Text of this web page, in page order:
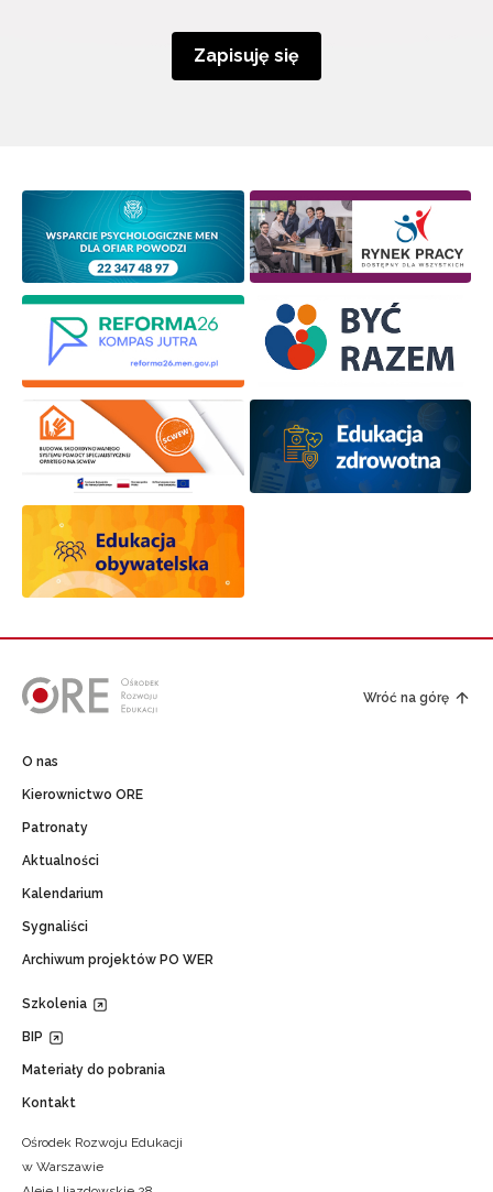
Zapisuję się
Wróć na górę
O nas
Kierownictwo ORE
Patronaty
Aktualności
Kalendarium
Sygnaliści
Archiwum projektów PO WER
Szkolenia
BIP
Materiały do pobrania
Kontakt
Ośrodek Rozwoju Edukacji
w Warszawie